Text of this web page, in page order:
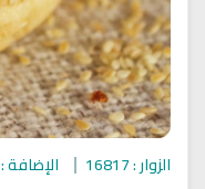
الزوار : 16817 الإضافة : 2013-03-26